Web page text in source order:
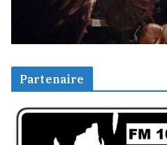
Partenaire